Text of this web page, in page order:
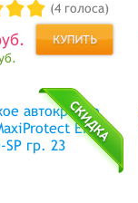
(4 голоса)